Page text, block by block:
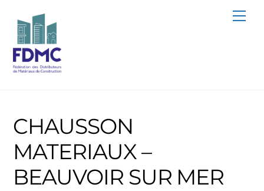
content
CHAUSSON
MATERIAUX –
BEAUVOIR SUR MER